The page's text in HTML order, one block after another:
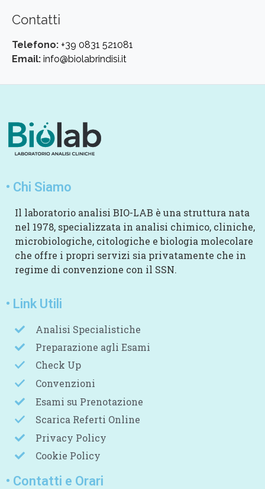
Contatti
Telefono: +39 0831 521081
Email: info@biolabrindisi.it
• Chi Siamo
Il laboratorio analisi BIO-LAB è una struttura nata
nel 1978, specializzata in analisi chimico, cliniche,
microbiologiche, citologiche e biologia molecolare
che offre i propri servizi sia privatamente che in
regime di convenzione con il SSN.
• Link Utili
Analisi Specialistiche
Preparazione agli Esami
Check Up
Convenzioni
Esami su Prenotazione
Scarica Referti Online
Privacy Policy
Cookie Policy
• Contatti e Orari